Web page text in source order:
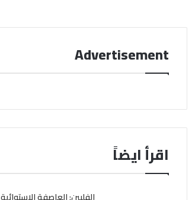
Advertisement
اقرأ ايضاً